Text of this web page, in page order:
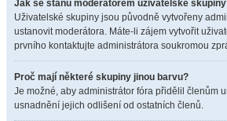
Jak se stanu moderátorem uživatelské
Uživatelské skupiny jsou původně vytvořeny
ustanovit moderátora. Máte-li zájem vytvořit
prvního kontaktujte administrátora soukromou
Proč mají některé skupiny jinou barvu?
Je možné, aby administrátor fóra přidělil členům
usnadnění jejich odlišení od ostatních členů.